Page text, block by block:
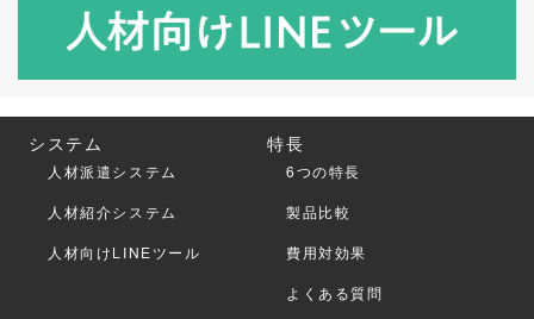
システム
人材派遣システム
人材紹介システム
人材向けLINEツール
特長
6つの特長
製品比較
費用対効果
よくある質問